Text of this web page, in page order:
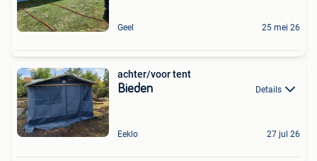
Geel 25 mei 26
achter/voor tent
Bieden Details
Eeklo 27 jul 26